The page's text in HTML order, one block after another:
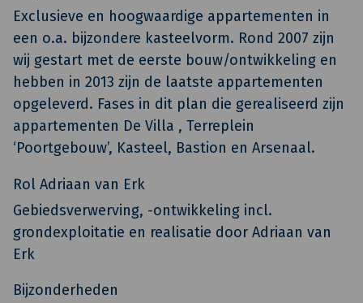
Exclusieve en hoogwaardige appartementen in
een o.a. bijzondere kasteelvorm. Rond 2007 zijn
wij gestart met de eerste bouw/ontwikkeling en
hebben in 2013 zijn de laatste appartementen
opgeleverd. Fases in dit plan die gerealiseerd zijn
appartementen De Villa , Terreplein
‘Poortgebouw’, Kasteel, Bastion en Arsenaal.
Rol Adriaan van Erk
Gebiedsverwerving, -ontwikkeling incl.
grondexploitatie en realisatie door Adriaan van
Erk
Bijzonderheden